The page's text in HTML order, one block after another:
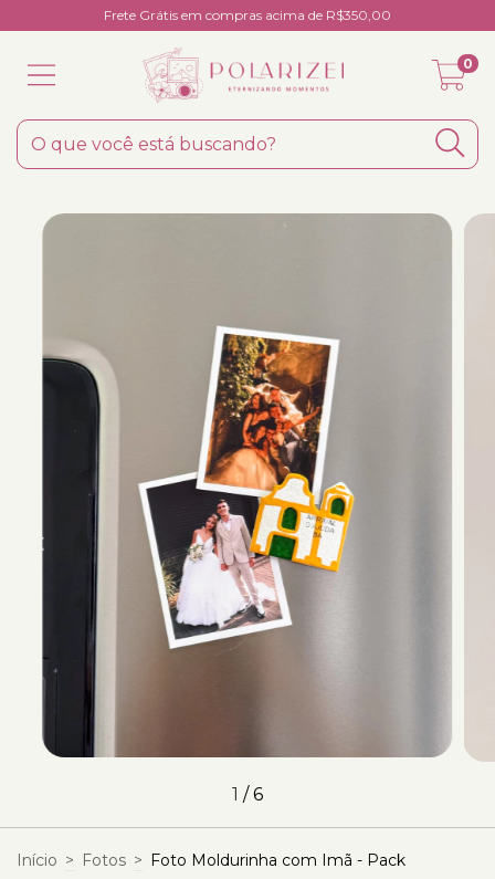
Frete Grátis em compras acima de R$350,00
0
1 /6
Início > Fotos > Foto Moldurinha com Imã - Pack